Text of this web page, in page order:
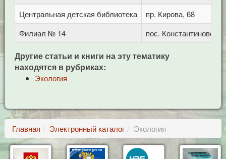
Центральная детская библиотека
пр. Кирова, 68
Филиал № 14
пос.
Другие статьи и книги на эту тематику
находятся в рубриках:
Экология
Главная Электронный каталог Экология